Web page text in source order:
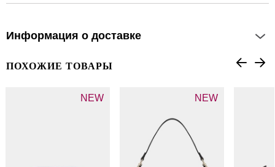
Информация о доставке
ПОХОЖИЕ ТОВАРЫ
NEW NEW